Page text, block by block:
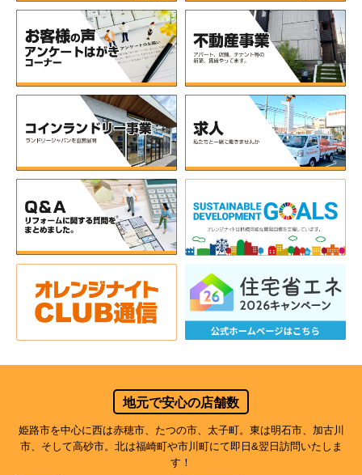
地元で安心の店舗数
姫路市を中心に西は赤穂市、たつの市、太子町。東は明石市、加古川
市、そして高砂市。北は福崎町や市川町にて即日&翌日訪問いたしま
す！